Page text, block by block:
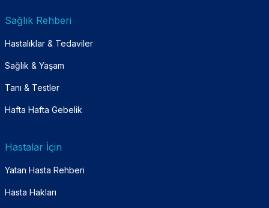
Sağlık Rehberi
Hastalıklar & Tedaviler
Sağlık & Yaşam
Tanı & Testler
Hafta Hafta Gebelik
Hastalar İçin
Yatan Hasta Rehberi
Hasta Hakları